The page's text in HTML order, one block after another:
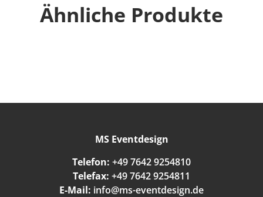
Ähnliche Produkte
MS Eventdesign
Telefon: +49 7642 9254810
Telefax: +49 7642 9254811
E-Mail: info@ms-eventdesign.de